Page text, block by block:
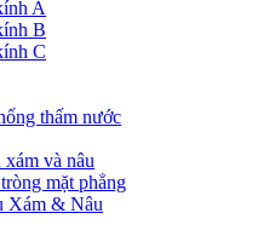
A
B
C
thấm nước
và nâu
mặt phẳng
Xám & Nâu